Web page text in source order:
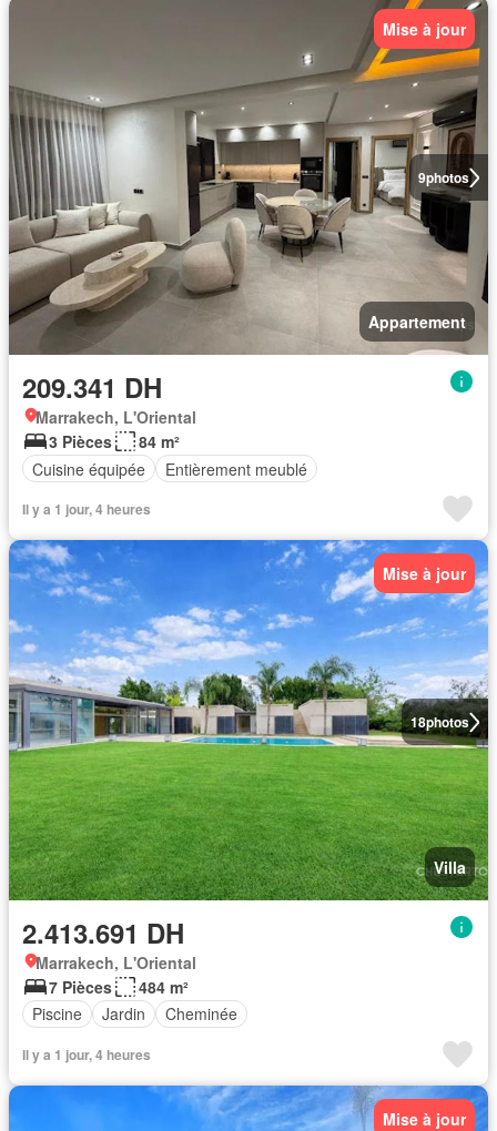
9photos
Mise à jour
Appartement
209.341 DH
Marrakech, L'Oriental
3 Pièces
84 m²
Cuisine équipée
Entièrement meublé
Il y a 1 jour, 4 heures
18photos
Mise à jour
Villa
2.413.691 DH
Marrakech, L'Oriental
7 Pièces
484 m²
Piscine
Jardin Cheminée
Il y a 1 jour, 4 heures
Mise à jour